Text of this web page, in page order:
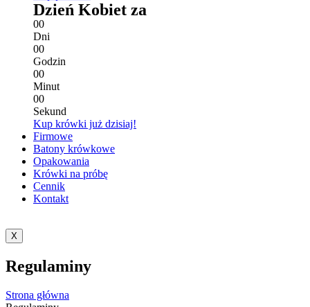
Dzień Kobiet za
00
Dni
00
Godzin
00
Minut
00
Sekund
Kup krówki już dzisiaj!
Firmowe
Batony krówkowe
Opakowania
Krówki na próbę
Cennik
Kontakt
X
Regulaminy
Strona główna